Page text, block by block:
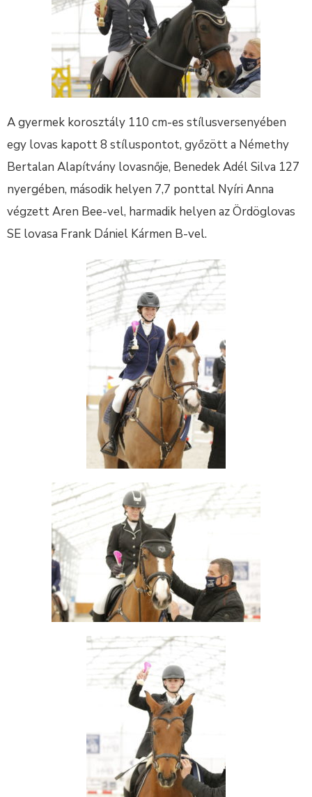
A gyermek korosztály 110 cm-es stílusversenyében
egy lovas kapott 8 stíluspontot, győzött a Némethy
Bertalan Alapítvány lovasnője, Benedek Adél Silva 127
nyergében, második helyen 7,7 ponttal Nyíri Anna
végzett Aren Bee-vel, harmadik helyen az Ördöglovas
SE lovasa Frank Dániel Kármen B-vel.